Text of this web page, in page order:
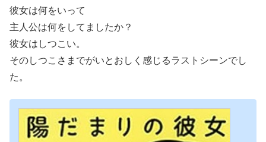
彼女は何をいって
主人公は何をしてましたか？
彼女はしつこい。
そのしつこさまでがいとおしく感じるラストシーンでし
た。